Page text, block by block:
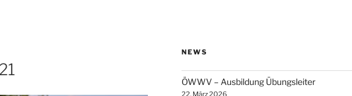
NEWS
ÖWWV – Ausbildung Übungsleiter
22. März 2026